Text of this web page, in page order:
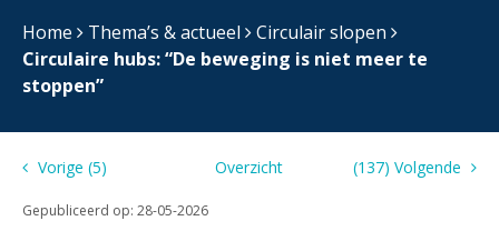
Home Thema’s & actueel
Circulair slopen
Circulaire hubs: “De beweging is niet meer te
stoppen”
Vorige (5) Overzicht (137) Volgende
Gepubliceerd op: 28-05-2026